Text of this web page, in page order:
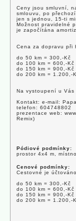
Ceny jsou smluvní,
smlouvu, po
jen s jednou, 15-ti
Možnost pravidelné
je započítána
Cena za dopravu při
do 50 km = 300,-Kč
do 100 km = 600,-Kč
do 150 km = 900,-Kč
do 200 km = 1.200,-
Na vystoupení u
Kontakt: e-mail:
telefon: 604748802
prezentace web:
Remix)
Pódiové podmínky:
prostor 4x4 m,
Cenové podmínky:
Cestovné je
do 50 km = 300,-Kč
do 100 km = 600,-Kč
do 150 km = 900,-Kč
do 200 km = 1.200,-